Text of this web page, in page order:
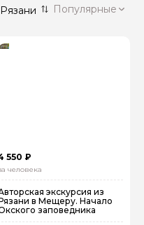
50 экскурсий
Популярные
550 ₽
человека
экскурсия из
в Мещеру. Начало
заповедника